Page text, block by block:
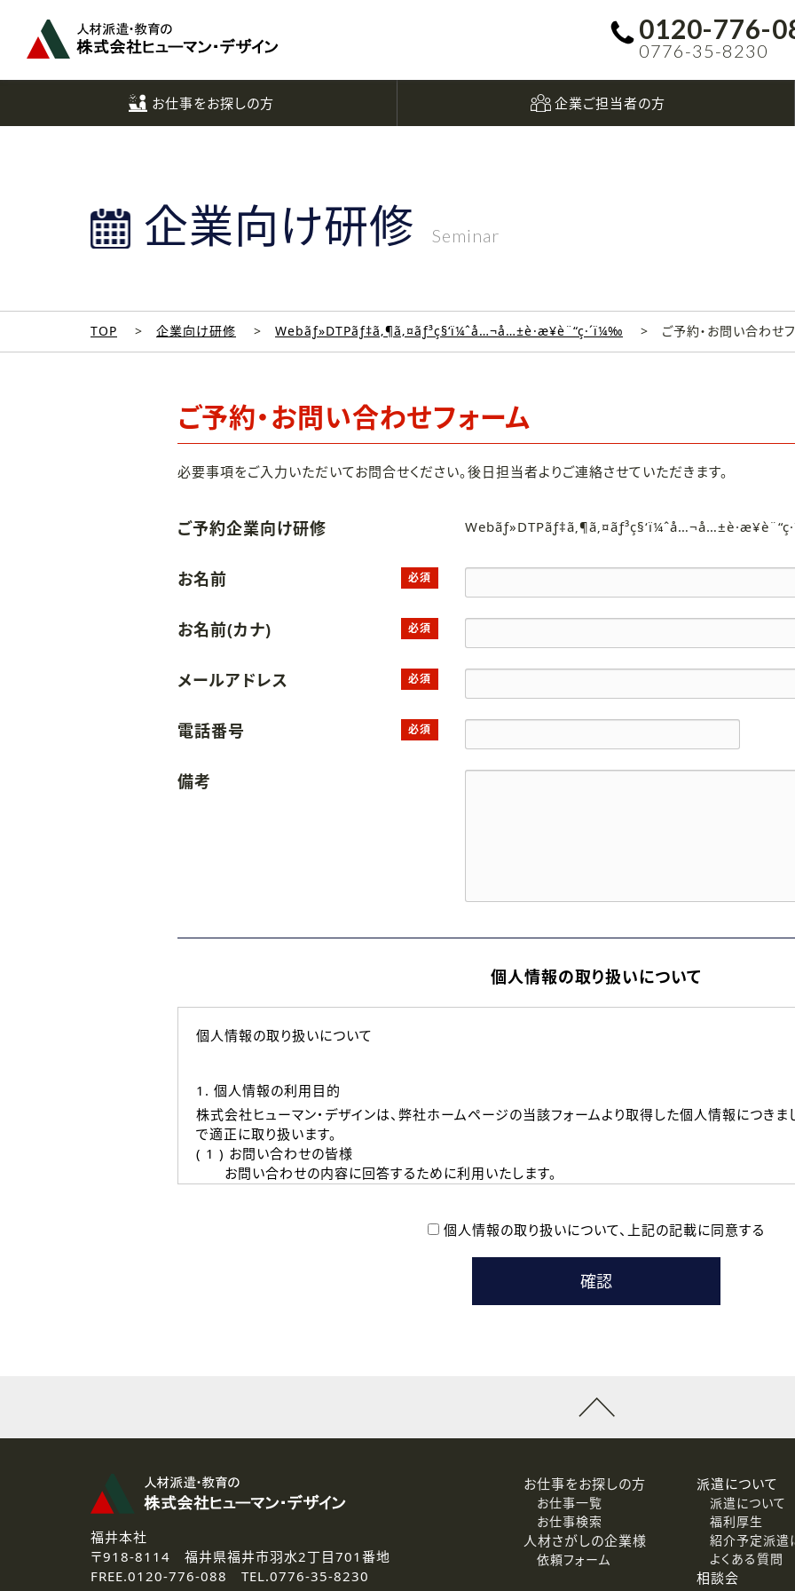
0120-776-
0776-35-8230
お仕事をお探しの方 企業ご担当者の方
企業向け研修 Seminar
TOP 企業向け研修 Webãƒ»DTPãƒ‡ã‚¶ã‚¤ãƒ³ç§‘ï¼ˆå…¬å…±è·æ¥­è¨“ç·´ï¼‰ ご予約・お問い合わせ
ご予約・お問い合わせフォーム
必要事項をご入力いただいてお問合せください。後日担当者よりご連絡させていただきます。
ご予約企業向け研修
お名前 必須
お名前(カナ) 必須
メールアドレス 必須
電話番号 必須
備考
個人情報の取り扱いについて
個人情報の取り扱いについて
1. 個人情報の利用目的
株式会社ヒューマン・デザインは、弊社ホームページの当該フォームより取得した個人情報につき
で適正に取り扱います。
( 1 ) お問い合わせの皆様
お問い合わせの内容に回答するために利用いたします。
本登録に関するご連絡および本登録時の参考情報として利用いたします。
なお、ご連絡手段は、電話・Ｅメールのいずれかの方法といたします。
3.個人情報の取り扱いの委託
弊社の定める個人情報保護の評価基準を満たした委託先に、個人情報を委託する場合があります。
4.個人情報の開示等について
ご提供いただいた個人情報の開示等（利用目的の通知、開示、訂正、追加または削除、利用の停止、
個人情報の取り扱いについて、 上記の記載に同意する
へ
福井本社
〒918-8114 福井県福井市羽水2丁目701番地
FREE.0120-776-088 TEL.0776-35-8230
お仕事をお探しの方
お仕事一覧
お仕事検索
人材さがしの企業様
依頼フォーム
派遣について
派遣について
福利厚生
紹介予定派遣
よくある質問
相談会